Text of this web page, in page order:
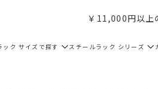
￥11,000円以上
ック サイズで探す スチールラック シリーズ